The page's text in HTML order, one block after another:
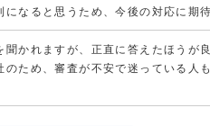
なると思うため、今後の対応に期
聞かれますが、正直に答えたほうが
のため、審査が不安で迷っている人